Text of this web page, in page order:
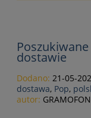
dostawie
Dodano: 21-05-
dostawa, Pop,
autor: